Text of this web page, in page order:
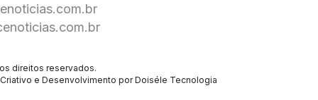
direitos reservados.
e Desenvolvimento porDoiséle Tecnologia